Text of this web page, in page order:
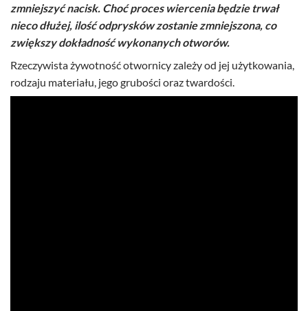
zmniejszyć nacisk. Choć proces wiercenia będzie trwał
nieco dłużej, ilość odprysków zostanie zmniejszona, co
zwiększy dokładność wykonanych otworów.
Rzeczywista żywotność otwornicy zależy od jej użytkowania,
rodzaju materiału, jego grubości oraz twardości.